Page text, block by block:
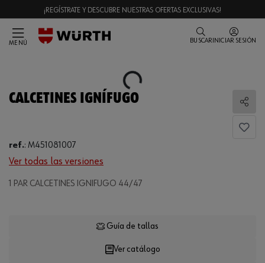
¡REGÍSTRATE Y DESCUBRE NUESTRAS OFERTAS EXCLUSIVAS!
MENÚ BUSCAR INICIAR SESIÓN
Loading...
CALCETINES IGNÍFUGO
ref.: M451081007
Ver todas las versiones
1 PAR CALCETINES IGNIFUGO 44/47
Loading...
Ver catálogo
Guía de tallas